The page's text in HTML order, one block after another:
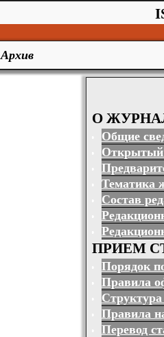
Архив
О
Общие
Открытый
Тематика
Состав
ПРИЕМ
Порядок
Правила
Правила
Перевод